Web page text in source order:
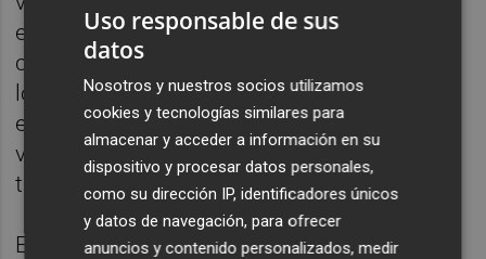
española en 87 ocasiones en los
campeonatos internacionales, incluyendo
los Juegos Olímpicos de París, donde 12 de
ellos saltaron a escena. En total subieron 18
veces a los podios y consiguieron nueve
títulos internacionales.
En fase nacional, los atletas del club se
Uso responsable de sus
datos
Nosotros y nuestros socios utilizamos
cookies y tecnologías similares para
almacenar y acceder a información en su
dispositivo y procesar datos personales,
como su dirección IP, identificadores únicos
y datos de navegación, para ofrecer
anuncios y contenido personalizados, medir